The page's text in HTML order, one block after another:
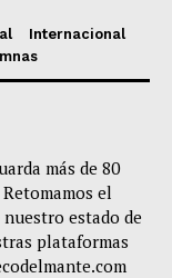
Internacional
más de 80
el
estado de
plataformas